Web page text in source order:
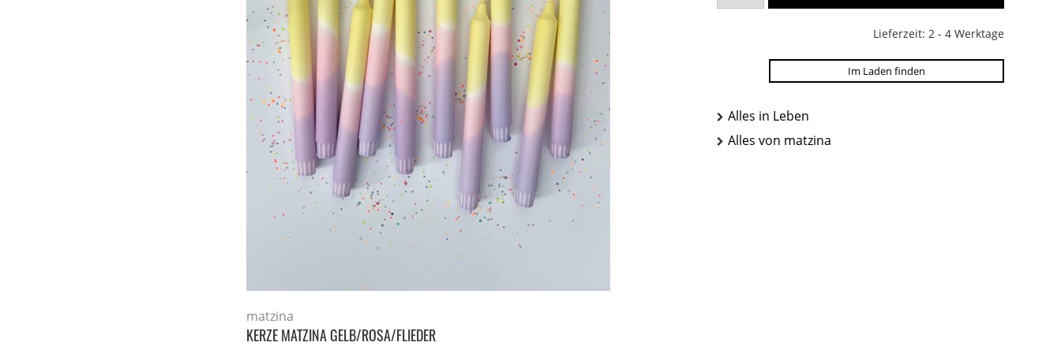
Lieferzeit: 2 - 4 Werktage
Im Laden finden
Alles in Leben
Alles von matzina
matzina
KERZE MATZINA GELB/ROSA/FLIEDER